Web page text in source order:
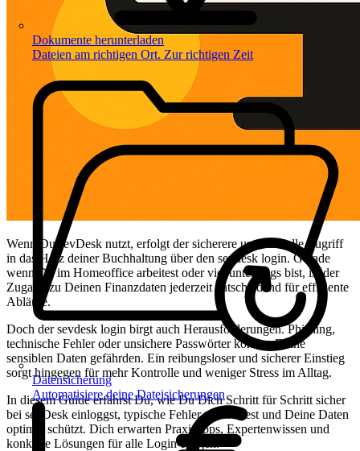
Dokumente herunterladen
Dateien am richtigen Ort. Zur richtigen Zeit
Datensicherung
Automatisiere deine Dateisicherungen
Wenn Du sevDesk nutzt, erfolgt der sicherere und schnelle Zugriff
in das Herz deiner Buchhaltung über den sevdesk login. Gerade
wenn Du im Homeoffice arbeitest oder viel unterwegs bist, ist der
Zugang zu Deinen Finanzdaten jederzeit entscheidend für effiziente
Abläufe.
Doch der sevdesk login birgt auch Herausforderungen. Phishing,
technische Fehler oder unsichere Passwörter können Deine
sensiblen Daten gefährden. Ein reibungsloser und sicherer Einstieg
sorgt hingegen für mehr Kontrolle und weniger Stress im Alltag.
In diesem Guide erfährst Du, wie Du Dich Schritt für Schritt sicher
bei sevDesk einloggst, typische Fehler vermeidest und Deine Daten
optimal schützt. Dich erwarten Praxistipps, Expertenwissen und
konkrete Lösungen für alle Login-Fragen.